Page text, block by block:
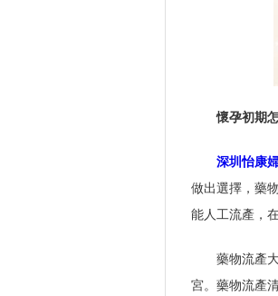
懷孕初期
深圳怡康
做出選擇，藥
能人工流產，
藥物流產
宮。藥物流產